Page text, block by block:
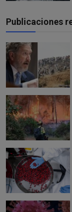
Publicaciones